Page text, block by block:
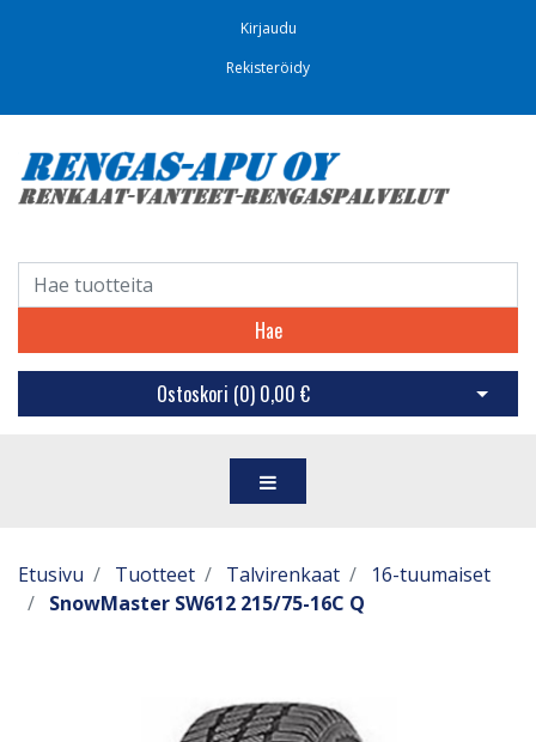
Kirjaudu
Rekisteröidy
Hae
Ostoskori (0) 0,00 € Avaa
Etusivu Tuotteet Talvirenkaat
16-tuumaiset
SnowMaster SW612 215/75-16C Q